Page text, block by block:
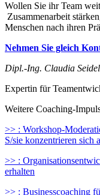
Wollen Sie ihr Team
Zusammenarbeit
Menschen nach ihren
Nehmen Sie gleich
Dipl.-Ing. Claudia
Expertin für
Weitere Coaching-
>> : Workshop-
S/sie konzentrieren sich
>> :
erhalten
>> : Businesscoaching